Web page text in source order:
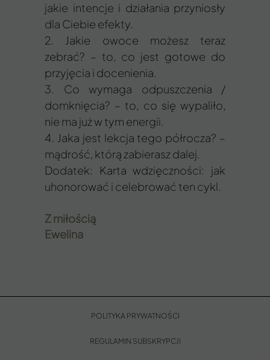
jakie intencje i działania przyniosły
dla Ciebie efekty.
2. Jakie owoce możesz teraz
zebrać? – to, co jest gotowe do
przyjęcia i docenienia.
3. Co wymaga odpuszczenia /
domknięcia? – to, co się wypaliło,
nie ma już w tym energii.
4. Jaka jest lekcja tego półrocza? –
mądrość, którą zabierasz dalej.
Dodatek: Karta wdzięczności: jak
uhonorować i celebrować ten cykl.
Z miłością
Ewelina
REGULAMIN SUBSKRYPCJI
POLITYKA PRYWATNOŚCI